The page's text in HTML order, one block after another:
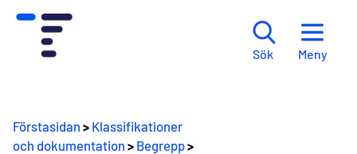
Sök Meny
Förstasidan > Klassifikationer
och dokumentation > Begrepp>